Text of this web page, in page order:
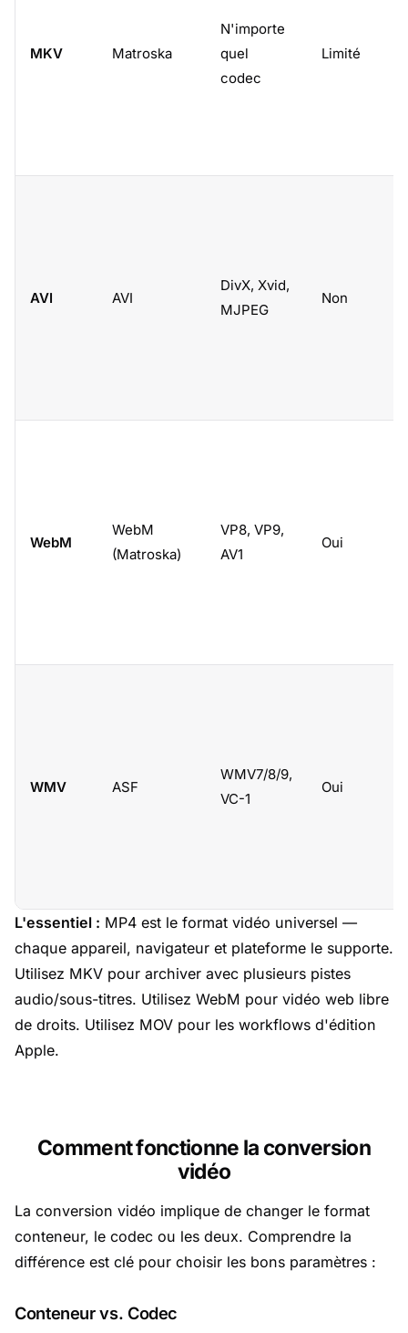
MKV Matroska
N'importe
quel
codec
Limité
AVI AVI
DivX, Xvid,
MJPEG
Non
WebM
WebM
(Matroska)
VP8, VP9,
AV1
Oui
WMV ASF
WMV7/8/9,
VC-1
Oui
L'essentiel : MP4 est le format vidéo universel —
chaque appareil, navigateur et plateforme le supporte.
Utilisez MKV pour archiver avec plusieurs pistes
audio/sous-titres. Utilisez WebM pour vidéo web libre
de droits. Utilisez MOV pour les workflows d'édition
Apple.
Comment fonctionne la conversion
vidéo
La conversion vidéo implique de changer le format
conteneur, le codec ou les deux. Comprendre la
différence est clé pour choisir les bons paramètres :
Conteneur vs. Codec